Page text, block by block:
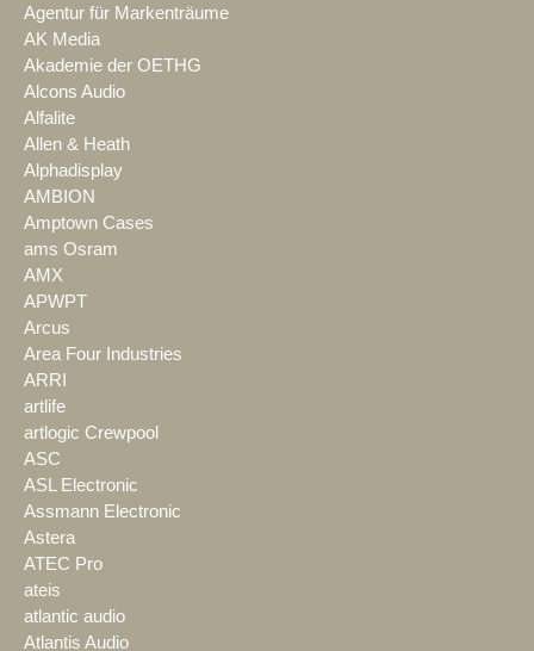
Agentur für Markenträume
AK Media
Akademie der OETHG
Alcons Audio
Alfalite
Allen & Heath
Alphadisplay
AMBION
Amptown Cases
ams Osram
AMX
APWPT
Arcus
Area Four Industries
ARRI
artlife
artlogic Crewpool
ASC
ASL Electronic
Assmann Electronic
Astera
ATEC Pro
ateis
atlantic audio
Atlantis Audio